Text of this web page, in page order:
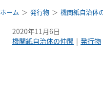
ホーム 発行物 機関紙自治体
2020年11月6日
機関紙自治体の仲間
発行物